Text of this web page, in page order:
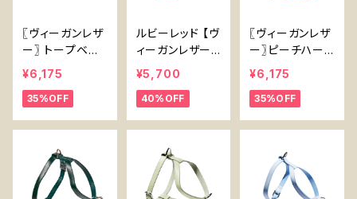
〖ヴィーガンレザ
ー〗 トープベー
ジュハーネス【V
egan Leather
Taupe Harnes
¥6,175
35%OFF
ルビーレッド 【ヴ
ィーガンレザー】
犬 ハーネス フ
ロントリード可
能
¥5,700
40%OFF
〖ヴィーガンレザ
ー〗ピーチハー
ネス【Vegan Le
ather Peach H
arness】
¥6,175
35%OFF